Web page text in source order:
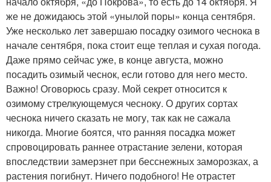
же не дожидаюсь этой «унылой поры» конца сентября.
Уже несколько лет завершаю посадку озимого чеснока в
начале сентября, пока стоит еще теплая и сухая погода.
Даже прямо сейчас уже, в конце августа, можно
посадить озимый чеснок, если готово для него место.
Важно! Оговорюсь сразу. Мой секрет относится к
озимому стрелкующемуся чесноку. О других сортах
чеснока ничего сказать не могу, так как не сажала
никогда. Многие боятся, что ранняя посадка может
спровоцировать раннее отрастание зелени, которая
впоследствии замерзнет при бесснежных заморозках, а
растения погибнут. Ничего подобного! Не отрастет